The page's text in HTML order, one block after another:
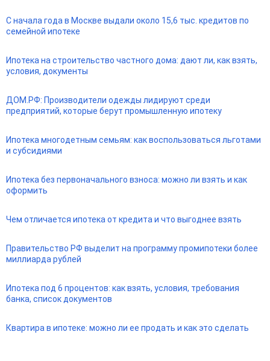
С начала года в Москве выдали около 15,6 тыс. кредитов по
семейной ипотеке
Ипотека на строительство частного дома: дают ли, как взять,
условия, документы
ДОМ.РФ: Производители одежды лидируют среди
предприятий, которые берут промышленную ипотеку
Ипотека многодетным семьям: как воспользоваться льготами
и субсидиями
Ипотека без первоначального взноса: можно ли взять и как
оформить
Чем отличается ипотека от кредита и что выгоднее взять
Правительство РФ выделит на программу промипотеки более
миллиарда рублей
Ипотека под 6 процентов: как взять, условия, требования
банка, список документов
Квартира в ипотеке: можно ли ее продать и как это сделать